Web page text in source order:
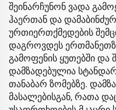
შეინარჩუნონ ვადა
ჰაერთან და
ურთიერთქმედების
დაგროვდეს
გამოფენის ყუთებში და
დამზადებულია
თანაბარ ზომებზე.
მასალებისგან, რათა